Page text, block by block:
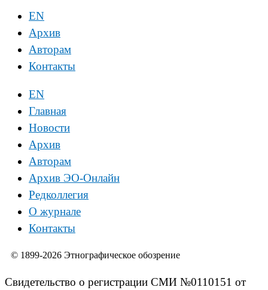
EN
Архив
Авторам
Контакты
EN
Главная
Новости
Архив
Авторам
Архив ЭО-Онлайн
Редколлегия
О журнале
Контакты
© 1899-2026 Этнографическое обозрение
Свидетельство о регистрации СМИ №0110151 от